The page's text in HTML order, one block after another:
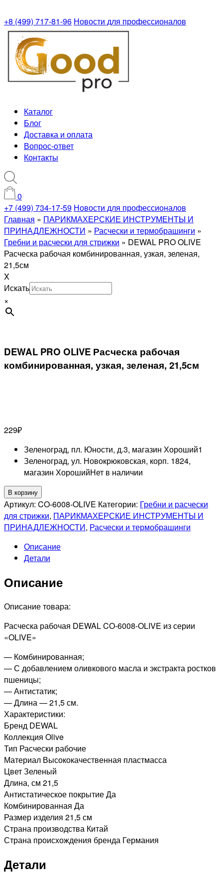
+8 (499) 717-81-96 Новости для профессионалов
Каталог
Блог
Доставка и оплата
Вопрос-ответ
Контакты
0
+7 (499) 734-17-59 Новости для профессионалов
Главная » ПАРИКМАХЕРСКИЕ ИНСТРУМЕНТЫ И
ПРИНАДЛЕЖНОСТИ » Расчески и термобрашинги »
Гребни и расчески для стрижки » DEWAL PRO OLIVE
Расческа рабочая комбинированная, узкая, зеленая,
21,5см
X
Искать
×
DEWAL PRO OLIVE Расческа рабочая
комбинированная, узкая, зеленая, 21,5см
229₽
Зеленоград, пл. Юности, д.3, магазин Хороший1
Зеленоград, ул. Новокрюковская, корп. 1824,
магазин ХорошийНет в наличии
Количество
товара
DEWAL
PRO
Расческа
рабочая
узкая,
21,5см
В корзину
Артикул: CO-6008-OLIVE Категории: Гребни и расчески
для стрижки, ПАРИКМАХЕРСКИЕ ИНСТРУМЕНТЫ И
ПРИНАДЛЕЖНОСТИ, Расчески и термобрашинги
Описание
Детали
Описание
Описание товара:
Расческа рабочая DEWAL CO-6008-OLIVE из серии
«OLIVE»
— Комбинированная;
— С добавлением оливкового масла и экстракта ростков
пшеницы;
— Антистатик;
— Длина — 21,5 см.
Характеристики:
Бренд DEWAL
Коллекция Olive
Тип Расчески рабочие
Материал Высококачественная пластмасса
Цвет Зеленый
Длина, см 21,5
Антистатическое покрытие Да
Комбинированная Да
Размер изделия 21,5 см
Страна производства Китай
Страна происхождения бренда Германия
Детали